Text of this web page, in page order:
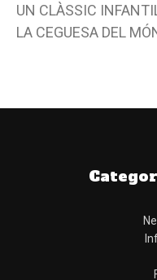
UN CLÀSSIC
LA CEGUESA DEL